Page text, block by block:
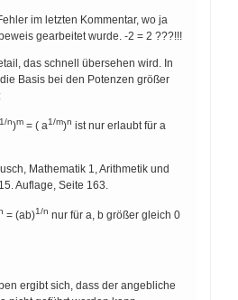
im letzten Kommentar, wo ja
gearbeitet wurde. -2 = 2 ???!!!
das schnell übersehen wird. In
Basis bei den Potenzen größer
1/n)m = ( a1/m)n ist nur erlaubt für a
Mathematik 1, Arithmetik und
Auflage, Seite 163.
= (ab)1/n nur für a, b größer gleich 0
ergibt sich, dass der angebliche